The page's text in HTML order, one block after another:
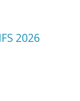
2026